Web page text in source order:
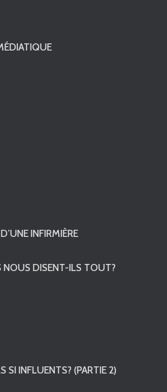
INFIRMIÈRE
NOUS DISENT-ILS TOUT?
SI INFLUENTS? (PARTIE 2)